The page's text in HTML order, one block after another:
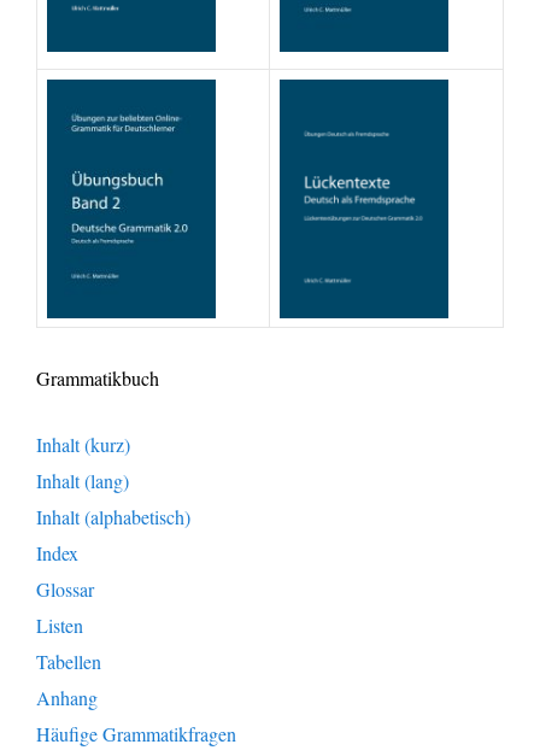
Grammatikbuch
Inhalt (kurz)
Inhalt (lang)
Inhalt (alphabetisch)
Index
Glossar
Listen
Tabellen
Anhang
Häufige Grammatikfragen